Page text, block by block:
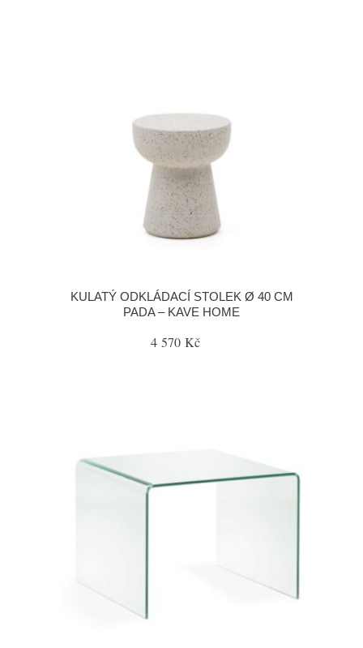
KULATÝ ODKLÁDACÍ STOLEK Ø 40 CM
PADA – KAVE HOME
4 570 Kč